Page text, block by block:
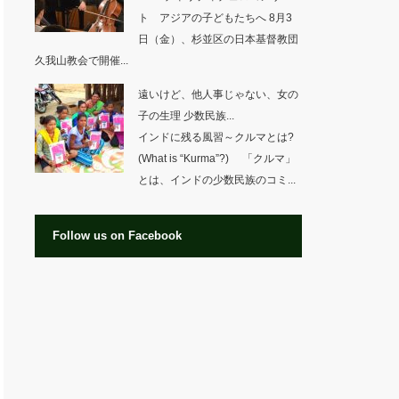
ト アジアの子どもたちへ 8月3
日（金）、杉並区の日本基督教団
久我山教会で開催...
遠いけど、他人事じゃない、女の
子の生理 少数民族...
インドに残る風習～クルマとは?
(What is “Kurma”?) 「クルマ」
とは、インドの少数民族のコミ...
Follow us on Facebook